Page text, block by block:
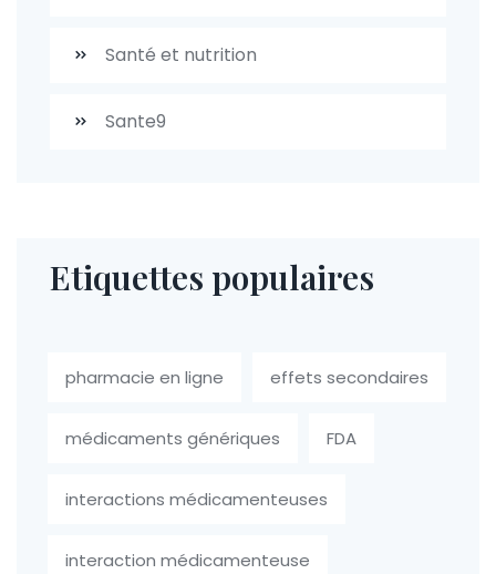
Santé et nutrition
Sante9
Etiquettes populaires
pharmacie en ligne effets secondaires
médicaments génériques FDA
interactions médicamenteuses
interaction médicamenteuse